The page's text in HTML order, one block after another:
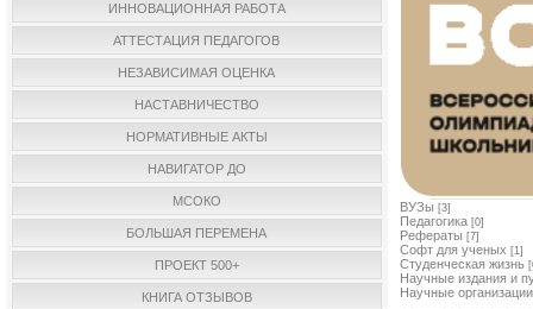
ИННОВАЦИОННАЯ РАБОТА
АТТЕСТАЦИЯ ПЕДАГОГОВ
НЕЗАВИСИМАЯ ОЦЕНКА
НАСТАВНИЧЕСТВО
НОРМАТИВНЫЕ АКТЫ
НАВИГАТОР ДО
МСОКО
БОЛЬШАЯ ПЕРЕМЕНА
ПРОЕКТ 500+
КНИГА ОТЗЫВОВ
ВУЗы [3]
Педагогика [0]
Рефераты [7]
Софт для ученых [1]
Студенческая жизнь
Научные издания и
Научные организации